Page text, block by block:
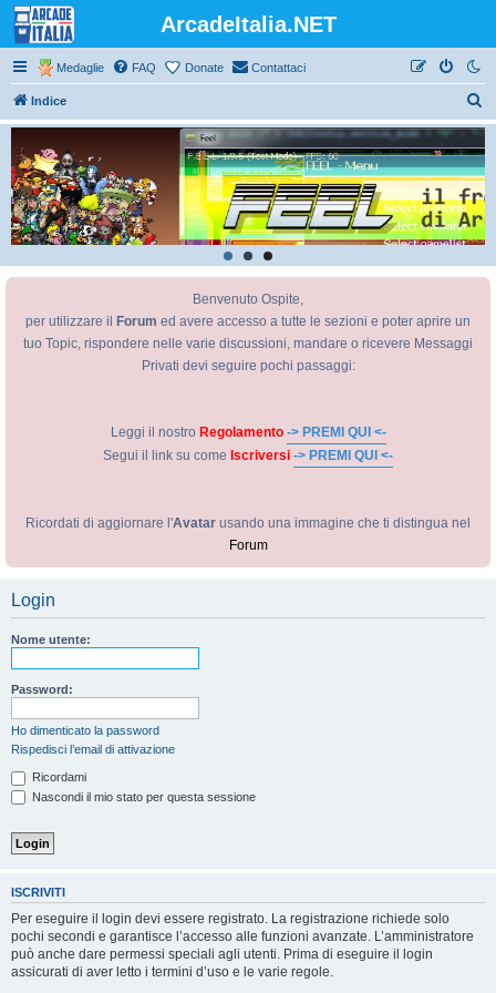
ArcadeItalia.NET
Medaglie FAQ Donate Contattaci
Indice
e
r
c
a
Benvenuto Ospite,
per utilizzare il
Forum ed avere accesso a tutte le sezioni e poter aprire un
tuo Topic, rispondere nelle varie discussioni, mandare o ricevere Messaggi
Privati devi seguire pochi passaggi:
Leggi il nostro Regolamento -> PREMI QUI <-
Segui il link su come Iscriversi -> PREMI QUI <-
Ricordati di aggiornare l'Avatar usando una immagine che ti distingua nel
Forum
Login
Nome utente:
Password:
Ho dimenticato la password
Rispedisci l’email di attivazione
Ricordami
Nascondi il mio stato per questa sessione
ISCRIVITI
Per eseguire il login devi essere registrato. La registrazione richiede solo
pochi secondi e garantisce l’accesso alle funzioni avanzate. L’amministratore
può anche dare permessi speciali agli utenti. Prima di eseguire il login
assicurati di aver letto i termini d’uso e le varie regole.